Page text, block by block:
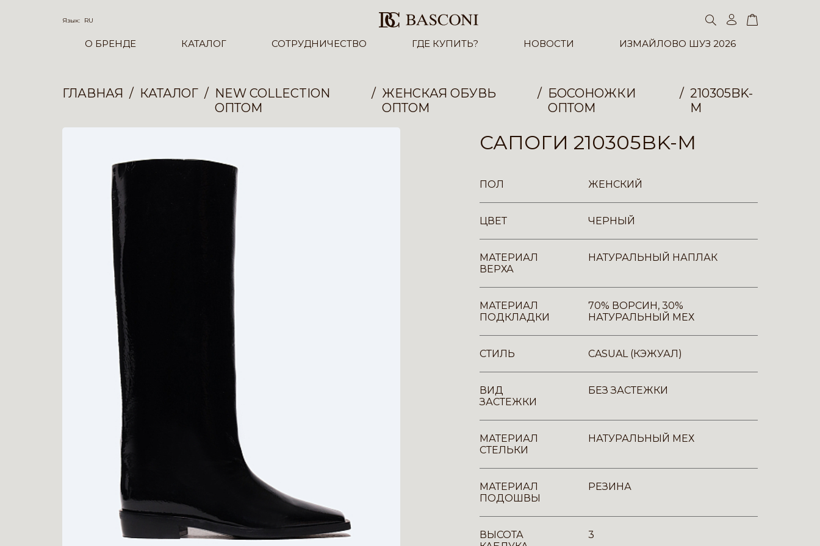
Язык: RU
О БРЕНДЕ КАТАЛОГ СОТРУДНИЧЕСТВО ГДЕ КУПИТЬ? НОВОСТИ ИЗМАЙЛОВО ШУЗ 2026
ГЛАВНАЯ КАТАЛОГ
NEW COLLECTION
ОПТОМ
ЖЕНСКАЯ ОБУВЬ
ОПТОМ
БОСОНОЖКИ
ОПТОМ
210305BK-
M
САПОГИ 210305BK-M
ПОЛ ЖЕНСКИЙ
ЦВЕТ ЧЕРНЫЙ
МАТЕРИАЛ
ВЕРХА
НАТУРАЛЬНЫЙ НАПЛАК
МАТЕРИАЛ
ПОДКЛАДКИ
70% ВОРСИН, 30%
НАТУРАЛЬНЫЙ МЕХ
СТИЛЬ CASUAL (КЭЖУАЛ)
ВИД
ЗАСТЕЖКИ
БЕЗ ЗАСТЕЖКИ
МАТЕРИАЛ
СТЕЛЬКИ
НАТУРАЛЬНЫЙ МЕХ
МАТЕРИАЛ
ПОДОШВЫ
РЕЗИНА
ВЫСОТА
3